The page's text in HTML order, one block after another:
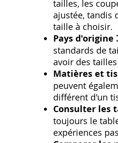
tailles‚ les
ajustée‚
taille à choisir.
Pays d'origine ⁚
standards de
avoir des
Matières et
peuvent
différent d'un
Consulter les
toujours le
expériences